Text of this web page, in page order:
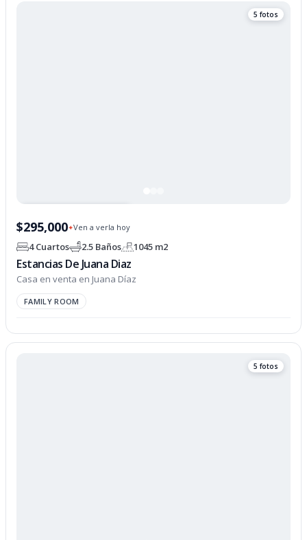
5 fotos
$295,000✦Ven a verla hoy
4 Cuartos 2.5 Baños 1045 m2
Estancias De Juana Diaz
Casa en venta en Juana Díaz
FAMILY ROOM
5 fotos